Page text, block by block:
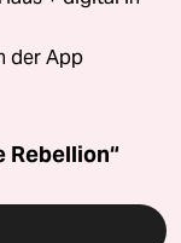
der App
Rebellion“